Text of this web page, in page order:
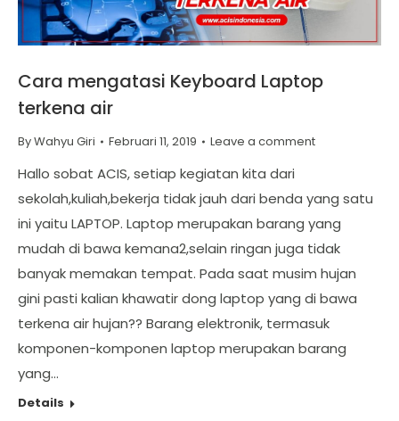
Cara mengatasi Keyboard Laptop
terkena air
ByWahyu Giri Februari 11, 2019 Leave a comment
Hallo sobat ACIS, setiap kegiatan kita dari
sekolah,kuliah,bekerja tidak jauh dari benda yang satu
ini yaitu LAPTOP. Laptop merupakan barang yang
mudah di bawa kemana2,selain ringan juga tidak
banyak memakan tempat. Pada saat musim hujan
gini pasti kalian khawatir dong laptop yang di bawa
terkena air hujan?? Barang elektronik, termasuk
komponen-komponen laptop merupakan barang
yang…
Details